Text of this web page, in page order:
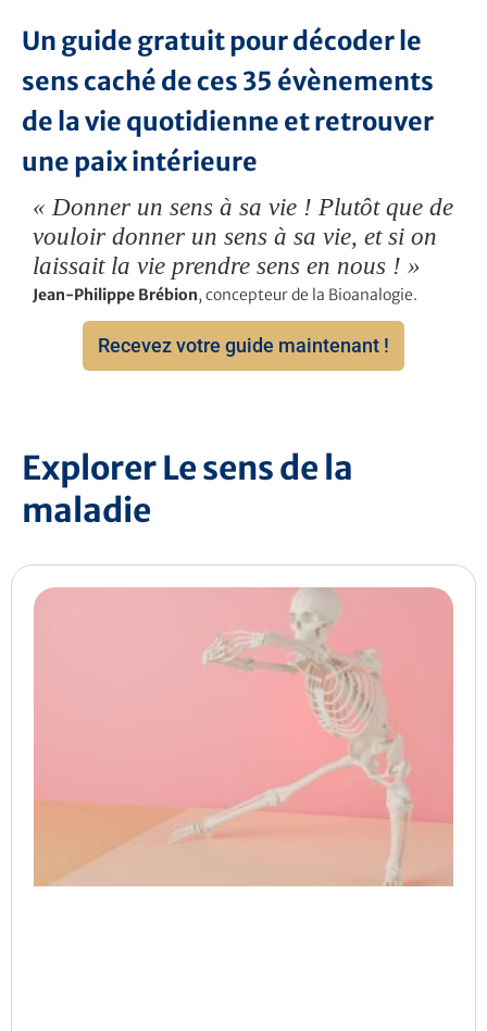
Un guide gratuit pour décoder le
sens caché de ces 35 évènements
de la vie quotidienne et retrouver
une paix intérieure
« Donner un sens à sa vie ! Plutôt que de
vouloir donner un sens à sa vie, et si on
laissait la vie prendre sens en nous ! »
Jean-Philippe Brébion, concepteur de la Bioanalogie.
Recevez votre guide maintenant !
Explorer Le sens de la
maladie